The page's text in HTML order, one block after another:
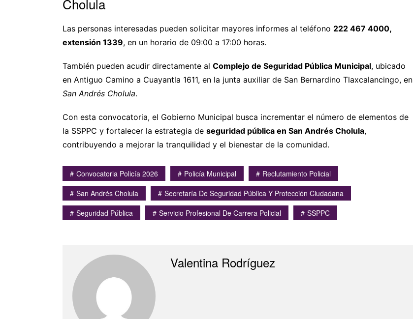
Las personas interesadas pueden solicitar mayores informes al teléfono 222 467 4000,
extensión 1339, en un horario de 09:00 a 17:00 horas.
También pueden acudir directamente al Complejo de Seguridad Pública Municipal, ubicado
en Antiguo Camino a Cuayantla 1611, en la junta auxiliar de San Bernardino Tlaxcalancingo, en
San Andrés Cholula.
Con esta convocatoria, el Gobierno Municipal busca incrementar el número de elementos de
la SSPPC y fortalecer la estrategia de seguridad pública en San Andrés Cholula,
contribuyendo a mejorar la tranquilidad y el bienestar de la comunidad.
Convocatoria Policía 2026 Policía Municipal
Reclutamiento Policial
San Andrés Cholula
Secretaría De Seguridad Pública Y Protección Ciudadana
Seguridad Pública
Servicio Profesional De Carrera Policial SSPPC
Valentina Rodríguez